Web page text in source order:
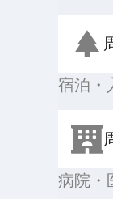
宿泊・
病院・